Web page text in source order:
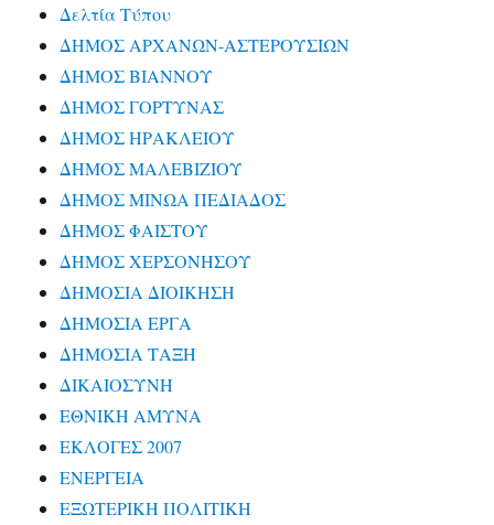
Δελτία Τύπου
ΔΗΜΟΣ ΑΡΧΑΝΩΝ-ΑΣΤΕΡΟΥΣΙΩΝ
ΔΗΜΟΣ ΒΙΑΝΝΟΥ
ΔΗΜΟΣ ΓΟΡΤΥΝΑΣ
ΔΗΜΟΣ ΗΡΑΚΛΕΙΟΥ
ΔΗΜΟΣ ΜΑΛΕΒΙΖΙΟΥ
ΔΗΜΟΣ ΜΙΝΩΑ ΠΕΔΙΑΔΟΣ
ΔΗΜΟΣ ΦΑΙΣΤΟΥ
ΔΗΜΟΣ ΧΕΡΣΟΝΗΣΟΥ
ΔΗΜΟΣΙΑ ΔΙΟΙΚΗΣΗ
ΔΗΜΟΣΙΑ ΕΡΓΑ
ΔΗΜΟΣΙΑ ΤΑΞΗ
ΔΙΚΑΙΟΣΥΝΗ
ΕΘΝΙΚΗ ΑΜΥΝΑ
ΕΚΛΟΓΕΣ 2007
ΕΝΕΡΓΕΙΑ
ΕΞΩΤΕΡΙΚΗ ΠΟΛΙΤΙΚΗ